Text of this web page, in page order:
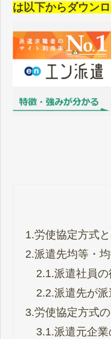
は以下からダウン
1.労使協定方式
2.派遣先均等・
2.1.派遣社員
2.2.派遣先が
3.労使協定方式
3.1.派遣元企業